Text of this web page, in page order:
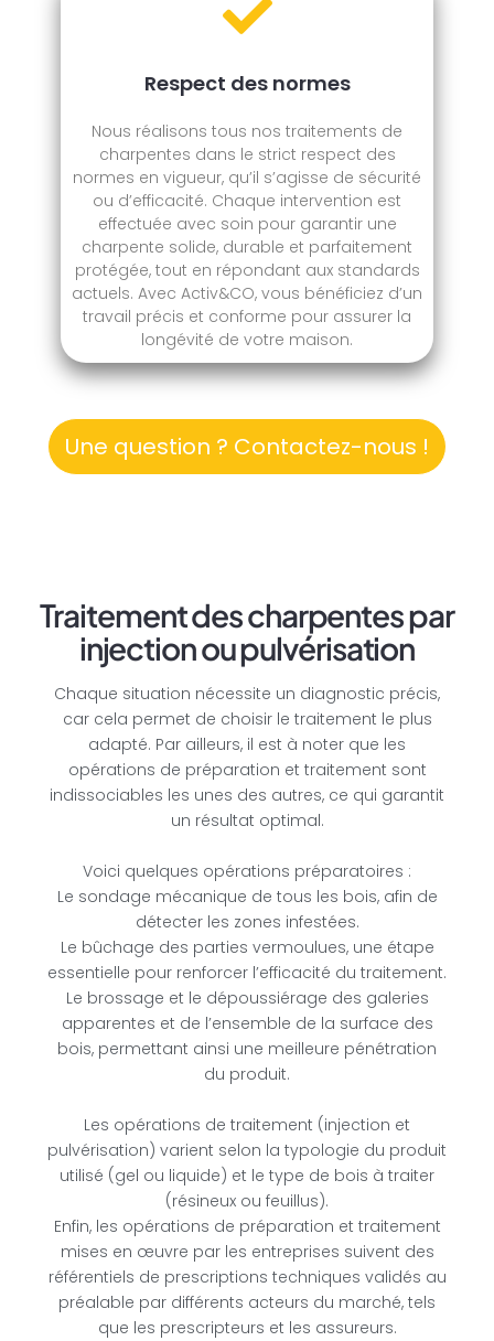
Respect des normes
Nous réalisons tous nos traitements de
charpentes dans le strict respect des
normes en vigueur, qu’il s’agisse de sécurité
ou d’efficacité. Chaque intervention est
effectuée avec soin pour garantir une
charpente solide, durable et parfaitement
protégée, tout en répondant aux standards
actuels. Avec Activ&CO, vous bénéficiez d’un
travail précis et conforme pour assurer la
longévité de votre maison.
Une question ? Contactez-nous !
Traitement des charpentes par
injection ou pulvérisation
Chaque situation nécessite un diagnostic précis,
car cela permet de choisir le traitement le plus
adapté. Par ailleurs, il est à noter que les
opérations de préparation et traitement sont
indissociables les unes des autres, ce qui garantit
un résultat optimal.
Voici quelques opérations préparatoires :
Le sondage mécanique de tous les bois, afin de
détecter les zones infestées.
Le bûchage des parties vermoulues, une étape
essentielle pour renforcer l’efficacité du traitement.
Le brossage et le dépoussiérage des galeries
apparentes et de l’ensemble de la surface des
bois, permettant ainsi une meilleure pénétration
du produit.
Les opérations de traitement (injection et
pulvérisation) varient selon la typologie du produit
utilisé (gel ou liquide) et le type de bois à traiter
(résineux ou feuillus).
Enfin, les opérations de préparation et traitement
mises en œuvre par les entreprises suivent des
référentiels de prescriptions techniques validés au
préalable par différents acteurs du marché, tels
que les prescripteurs et les assureurs.